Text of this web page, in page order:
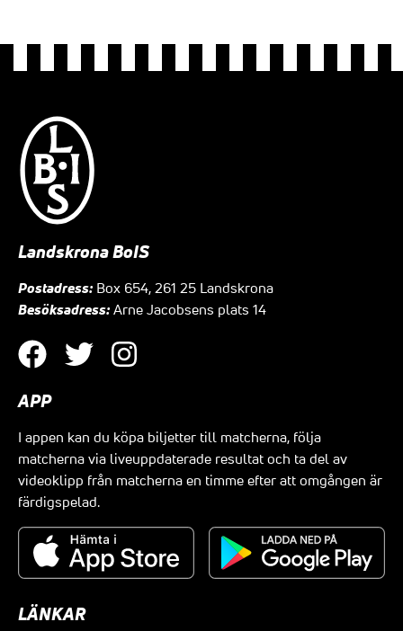
Landskrona BoIS
Postadress: Box 654, 261 25 Landskrona
Besöksadress: Arne Jacobsens plats 14
APP
I appen kan du köpa biljetter till matcherna, följa
matcherna via liveuppdaterade resultat och ta del av
videoklipp från matcherna en timme efter att omgången är
färdigspelad.
LÄNKAR